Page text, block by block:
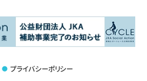
プライバシーポリシー